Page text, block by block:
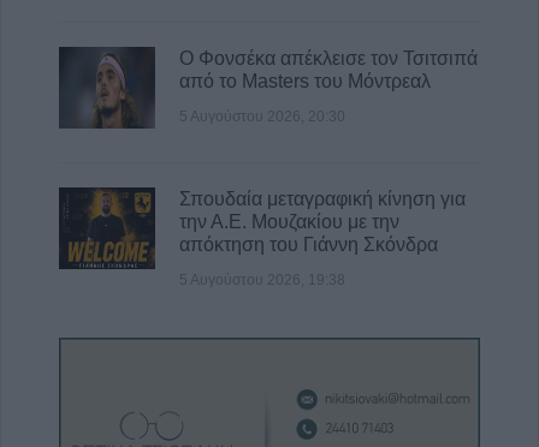
Ο Φονσέκα απέκλεισε τον Τσιτσιπά
από το Masters του Μόντρεαλ
5 Αυγούστου 2026, 20:30
Σπουδαία μεταγραφική κίνηση για
την Α.Ε. Μουζακίου με την
απόκτηση του Γιάννη Σκόνδρα
5 Αυγούστου 2026, 19:38